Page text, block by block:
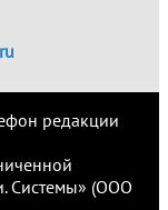
редакции
Системы» (ООО